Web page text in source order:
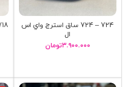
724 – 724 ساق استرج واي اس
ال
۳.۹۰۰.۰۰۰تومان
718 – بوت پنجه